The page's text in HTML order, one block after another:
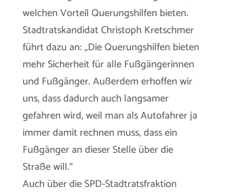
welchen Vorteil Querungshilfen bieten.
Stadtratskandidat Christoph Kretschmer
führt dazu an: „Die Querungshilfen bieten
mehr Sicherheit für alle Fußgängerinnen
und Fußgänger. Außerdem erhoffen wir
uns, dass dadurch auch langsamer
gefahren wird, weil man als Autofahrer ja
immer damit rechnen muss, dass ein
Fußgänger an dieser Stelle über die
Straße will.“
Auch über die SPD-Stadtratsfraktion